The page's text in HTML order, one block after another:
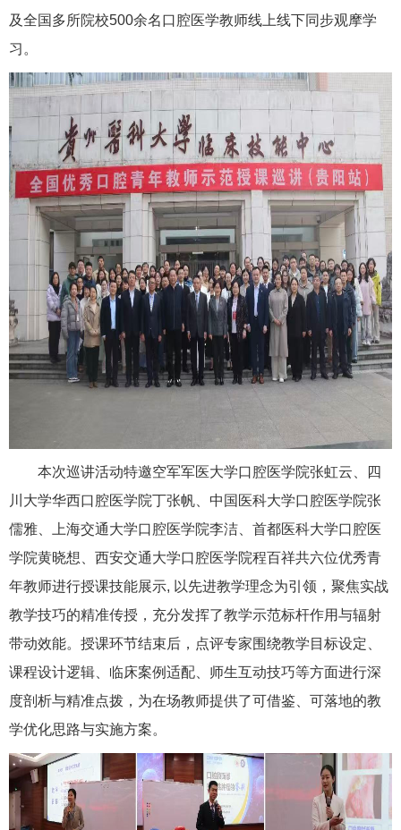
及全国多所院校500余名口腔医学教师线上线下同步观摩学
习。
本次巡讲活动特邀空军军医大学口腔医学院张虹云、四
川大学华西口腔医学院丁张帆、中国医科大学口腔医学院张
儒雅、上海交通大学口腔医学院李洁、首都医科大学口腔医
学院黄晓想、西安交通大学口腔医学院程百祥共六位优秀青
年教师进行授课技能展示, 以先进教学理念为引领，聚焦实战
教学技巧的精准传授，充分发挥了教学示范标杆作用与辐射
带动效能。授课环节结束后，点评专家围绕教学目标设定、
课程设计逻辑、临床案例适配、师生互动技巧等方面进行深
度剖析与精准点拨，为在场教师提供了可借鉴、可落地的教
学优化思路与实施方案。